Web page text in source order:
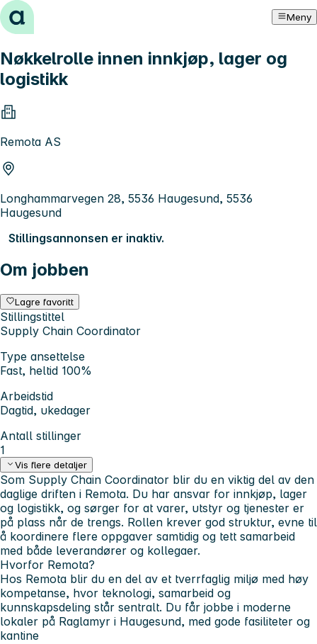
Hopp til innhold Meny
Nøkkelrolle innen innkjøp, lager og
logistikk
Remota AS
Longhammarvegen 28, 5536 Haugesund, 5536
Haugesund
Stillingsannonsen er inaktiv.
Om jobben
Lagre favoritt
Stillingstittel
Supply Chain Coordinator
Type ansettelse
Fast, heltid 100%
Arbeidstid
Dagtid, ukedager
Antall stillinger
1
Vis flere detaljer
Som Supply Chain Coordinator blir du en viktig del av den
daglige driften i Remota. Du har ansvar for innkjøp, lager
og logistikk, og sørger for at varer, utstyr og tjenester er
på plass når de trengs. Rollen krever god struktur, evne til
å koordinere flere oppgaver samtidig og tett samarbeid
med både leverandører og kollegaer.
Hvorfor Remota?
Hos Remota blir du en del av et tverrfaglig miljø med høy
kompetanse, hvor teknologi, samarbeid og
kunnskapsdeling står sentralt. Du får jobbe i moderne
lokaler på Raglamyr i Haugesund, med gode fasiliteter og
kantine